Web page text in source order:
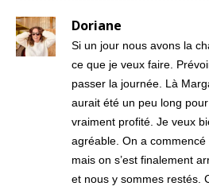
Doriane
Si un jour nous avons la
ce que je veux faire.
passer la journée. Là
aurait été un peu long
vraiment profité. Je veux
agréable. On a
mais on s’est finalement
et nous y sommes restés.